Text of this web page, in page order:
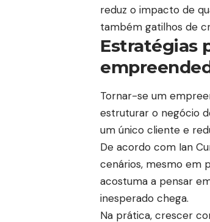
reduz o impacto de
também gatilhos de
Estratégias
Tornar-se um
estruturar o negócio
um único cliente e
De acordo com Ian
cenários, mesmo em
acostuma a pensar
inesperado chega.
Na prática, crescer